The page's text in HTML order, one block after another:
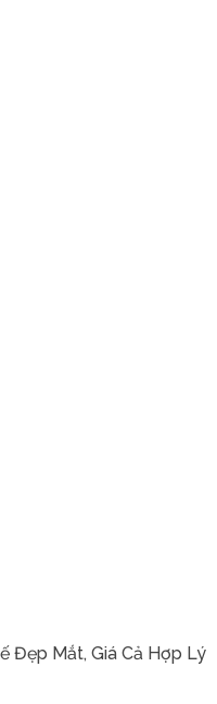
Đẹp Mắt, Giá Cả Hợp Lý